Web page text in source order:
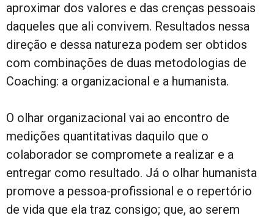
aproximar dos valores e das crenças pessoais
daqueles que ali convivem. Resultados nessa
direção e dessa natureza podem ser obtidos
com combinações de duas metodologias de
Coaching: a organizacional e a humanista.
O olhar organizacional vai ao encontro de
medições quantitativas daquilo que o
colaborador se compromete a realizar e a
entregar como resultado. Já o olhar humanista
promove a pessoa-profissional e o repertório
de vida que ela traz consigo; que, ao serem